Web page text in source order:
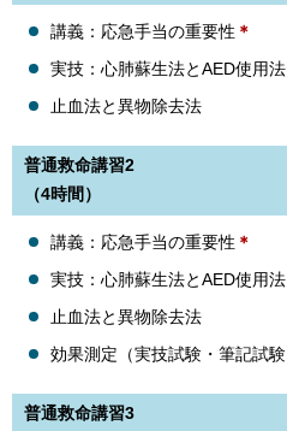
講義：応急手当の重要性 ＊
実技：心肺蘇生法とAED使用法
止血法と異物除去法
普通救命講習2
（4時間）
講義：応急手当の重要性 ＊
実技：心肺蘇生法とAED使用法
止血法と異物除去法
効果測定（実技試験・筆記試験
普通救命講習3